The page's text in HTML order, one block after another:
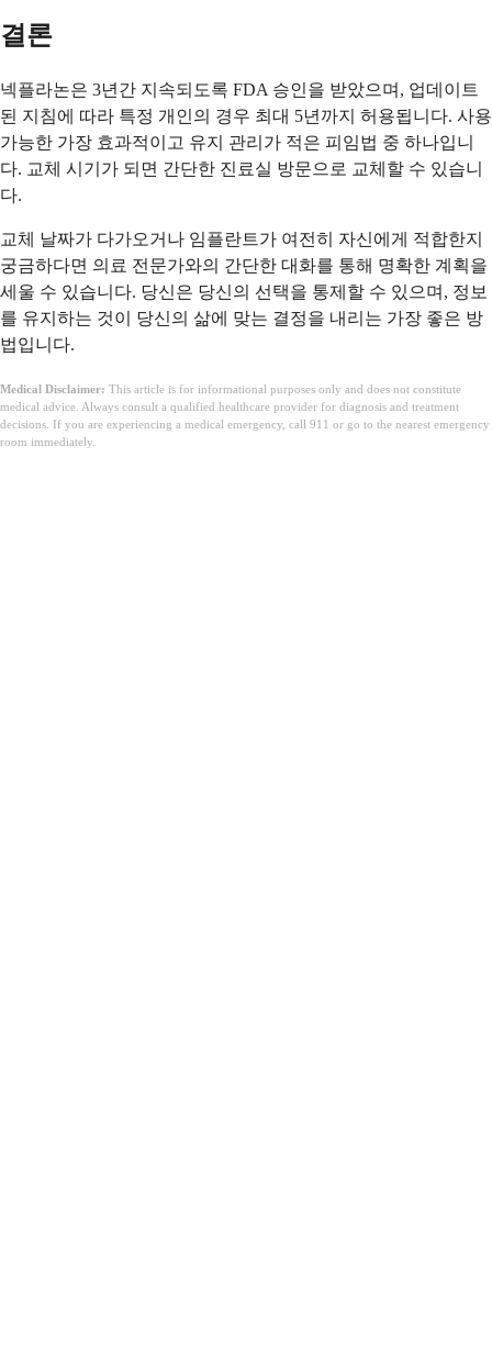
결론
넥플라논은 3년간 지속되도록 FDA 승인을 받았으며, 업데이트
된 지침에 따라 특정 개인의 경우 최대 5년까지 허용됩니다. 사용
가능한 가장 효과적이고 유지 관리가 적은 피임법 중 하나입니
다. 교체 시기가 되면 간단한 진료실 방문으로 교체할 수 있습니
다.
교체 날짜가 다가오거나 임플란트가 여전히 자신에게 적합한지
궁금하다면 의료 전문가와의 간단한 대화를 통해 명확한 계획을
세울 수 있습니다. 당신은 당신의 선택을 통제할 수 있으며, 정보
를 유지하는 것이 당신의 삶에 맞는 결정을 내리는 가장 좋은 방
법입니다.
Medical Disclaimer: This article is for informational purposes only and does not constitute
medical advice. Always consult a qualified healthcare provider for diagnosis and treatment
decisions. If you are experiencing a medical emergency, call 911 or go to the nearest emergency
room immediately.